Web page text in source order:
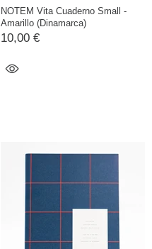
NOTEM Vita Cuaderno Small -
Amarillo (Dinamarca)
10,00 €